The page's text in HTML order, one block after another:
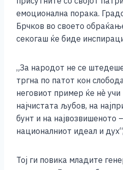
емоционална порака.
Брчков во своето
секогаш ќе биде
„За народот не се
тргна по патот кон
неговиот пример ќе нѐ учи
најчистата љубов, на
бунт и на највозвишеното
националниот идеал и
Тој ги повика младите